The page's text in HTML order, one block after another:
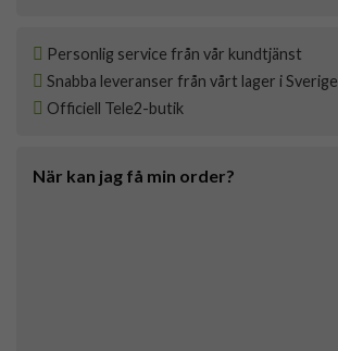
Personlig service från vår kundtjänst
Snabba leveranser från vårt lager i Sverige
Officiell Tele2-butik
När kan jag få min order?